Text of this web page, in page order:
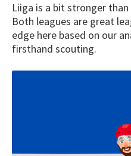
Liiga is a bit stronger
Both leagues are great
edge here based on our
firsthand scouting.